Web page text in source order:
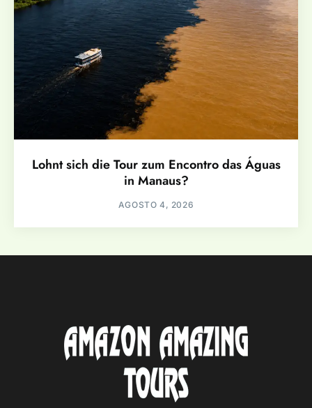
Lohnt sich die Tour zum Encontro das Águas
in Manaus?
AGOSTO 4, 2026